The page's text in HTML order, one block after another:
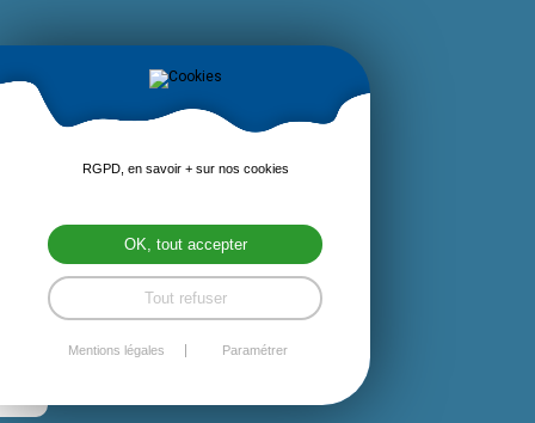
RGPD, en savoir + sur nos cookies
OK, tout accepter
Tout refuser
Mentions légales Paramétrer